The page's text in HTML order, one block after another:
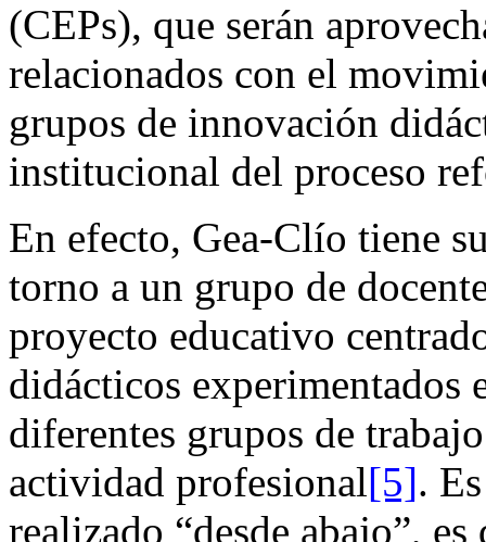
(CEPs), que serán
relacionados con el
grupos de innovación
institucional del proceso
En efecto, Gea-Clío tiene
torno a un grupo de
proyecto educativo
didácticos experimentados
diferentes grupos de
actividad profesional[5].
realizado “desde abajo”,